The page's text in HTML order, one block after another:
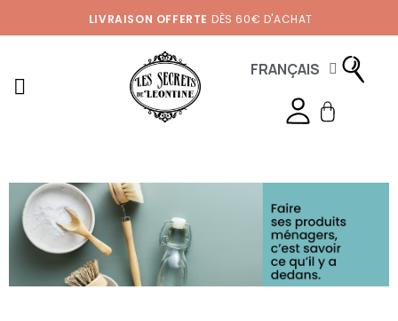
LIVRAISON OFFERTE DÈS 60€ D'ACHAT
FRANÇAIS